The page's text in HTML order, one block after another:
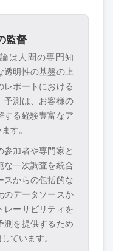
監督
は人間の専門知
透明性の基盤の上
レポートにおける
予測は、お客様の
する経験豊富なア
す。
加者や専門家と
な一次調査を統合
スからの包括的な
のデータソースか
レーサビリティを
測を提供するため
ています。